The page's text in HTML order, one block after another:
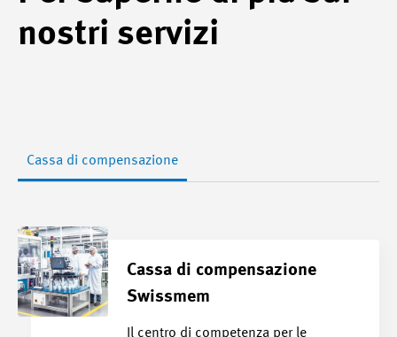
nostri servizi
Cassa di compensazione
Cassa di compensazione
Swissmem
Il centro di competenza per le